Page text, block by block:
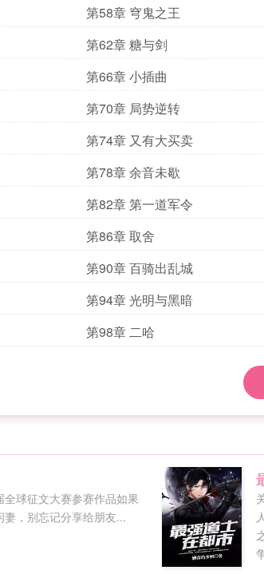
第58章 穹鬼之王
第62章 糖与剑
第66章 小插曲
第70章 局势逆转
第74章 又有大买卖
第78章 余音未歇
第82章 第一道军令
第86章 取舍
第90章 百骑出乱城
第94章 光明与黑暗
第98章 二哈
全球征文大赛参赛作品如果
妻，别忘记分享给朋友...